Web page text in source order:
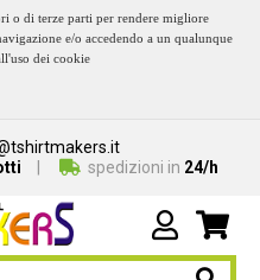
o di terze parti per rendere migliore
e/o accedendo a un qualunque
dei cookie
spedizioni in 24/h